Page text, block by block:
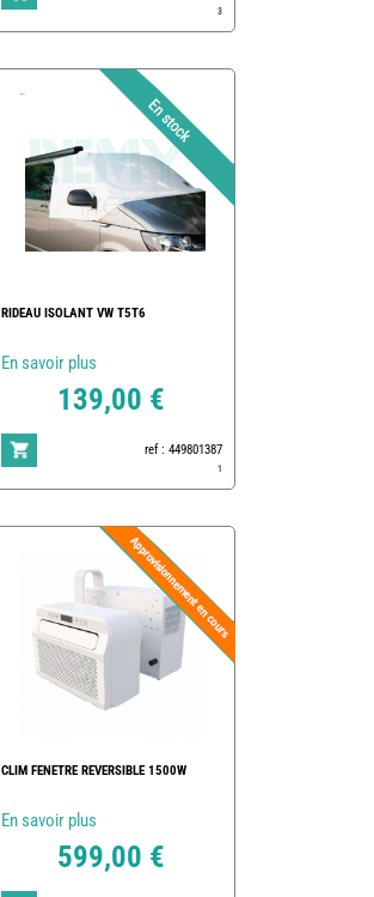
3
RIDEAU ISOLANT VW T5T6
En savoir plus
139,00 €
ref : 449801387
1
CLIM FENETRE REVERSIBLE 1500W
En savoir plus
599,00 €